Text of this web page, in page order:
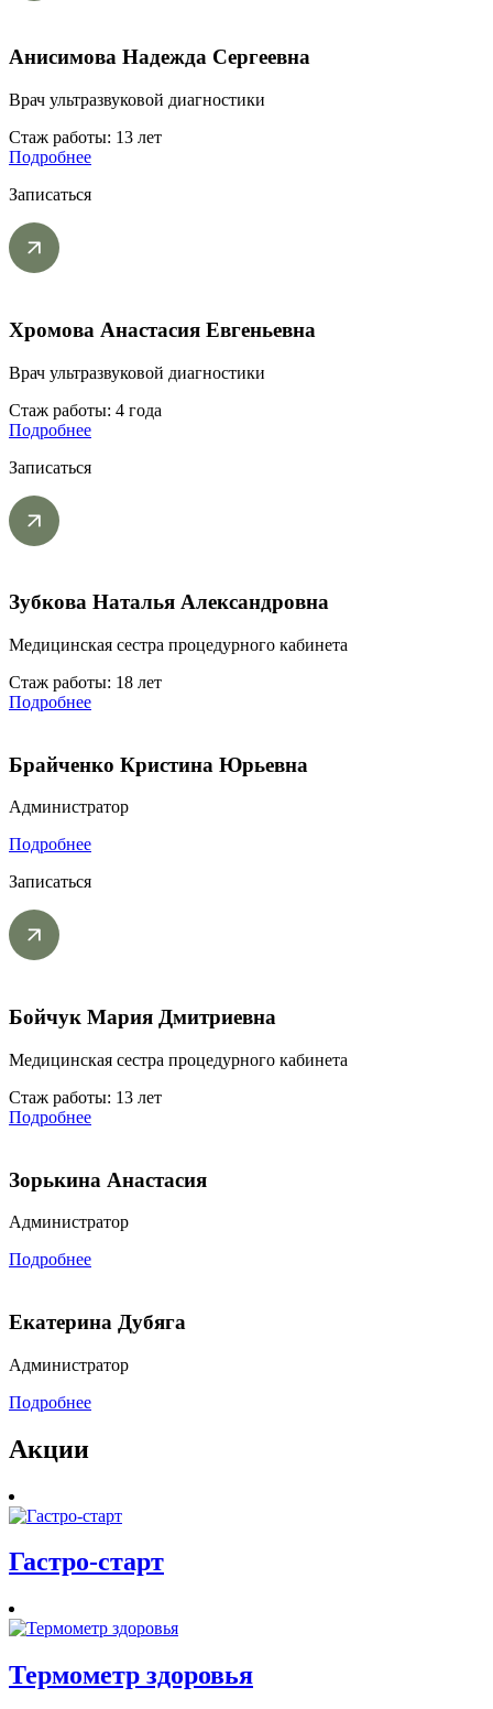
Анисимова Надежда Сергеевна
Врач ультразвуковой диагностики
Стаж работы: 13 лет
Подробнее
Записаться
Хромова Анастасия Евгеньевна
Врач ультразвуковой диагностики
Стаж работы: 4 года
Подробнее
Записаться
Зубкова Наталья Александровна
Медицинская сестра процедурного кабинета
Стаж работы: 18 лет
Подробнее
Брайченко Кристина Юрьевна
Администратор
Подробнее
Записаться
Бойчук Мария Дмитриевна
Медицинская сестра процедурного кабинета
Стаж работы: 13 лет
Подробнее
Зорькина Анастасия
Администратор
Подробнее
Екатерина Дубяга
Администратор
Подробнее
Акции
Гастро-старт
Термометр здоровья